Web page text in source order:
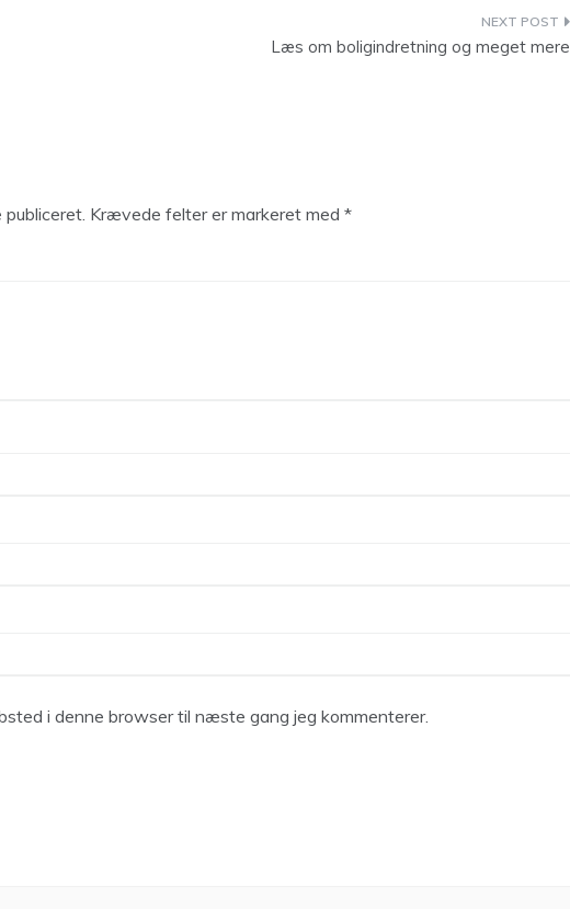
Læs om boligindretning og meget mere
Krævede felter er markeret med *
i denne browser til næste gang jeg kommenterer.